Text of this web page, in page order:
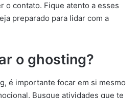
o contato. Fique atento a esses
preparado para lidar com a
o ghosting?
é importante focar em si mesmo
Busque atividades que te